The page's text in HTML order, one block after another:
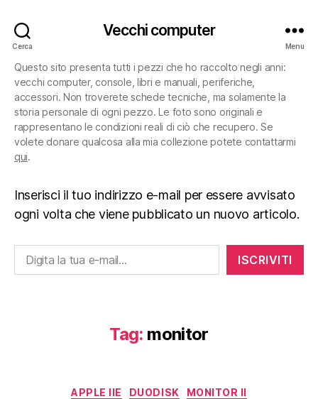
Cerca
Vecchi computer
Menu
Questo sito presenta tutti i pezzi che ho raccolto negli anni:
vecchi computer, console, libri e manuali, periferiche,
accessori. Non troverete schede tecniche, ma solamente la
storia personale di ogni pezzo. Le foto sono originali e
rappresentano le condizioni reali di ciò che recupero. Se
volete donare qualcosa alla mia collezione potete contattarmi
qui.
Inserisci il tuo indirizzo e-mail per essere avvisato
ogni volta che viene pubblicato un nuovo articolo.
Digita la tua e-mail...
ISCRIVITI
Tag: monitor
Categorie
APPLE IIE DUODISK MONITOR II